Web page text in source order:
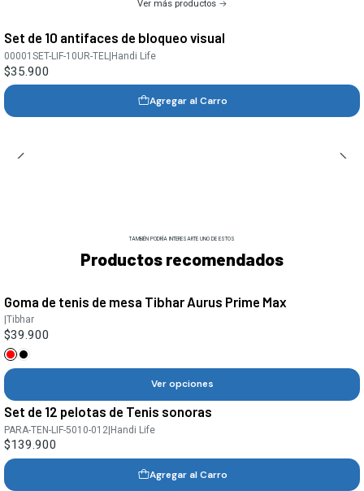
Ver más productos
Set de 10 antifaces de bloqueo visual
00001SET-LIF-10UR-TEL |Handi Life
$35.900
Agregar al Carro
TAMBIÉN PODRÍA INTERESARTE UNO DE ESTOS
Productos recomendados
Goma de tenis de mesa Tibhar Aurus Prime Max
|Tibhar
$39.900
Ver opciones
Set de 12 pelotas de Tenis sonoras
PARA-TEN-LIF-5010-012|Handi Life
$139.900
Agregar al Carro